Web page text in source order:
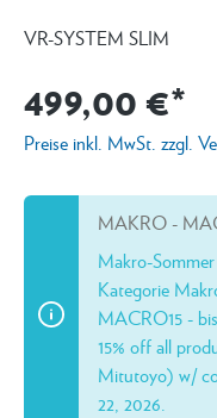
VR-SYSTEM SLIM
499,00 €*
Preise inkl. MwSt. zzgl.
MAKRO -
Makro-
Kategorie
MACRO15 -
15% off all
Mitutoyo) w/
22, 2026.